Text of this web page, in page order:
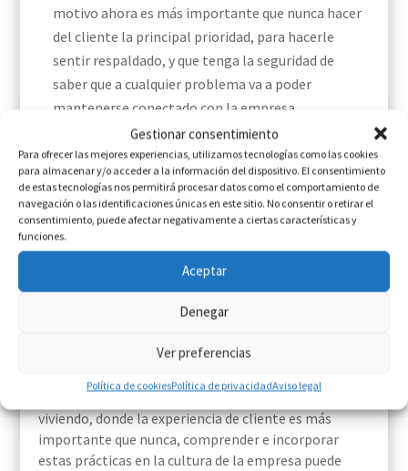
Gestionar consentimiento
Para ofrecer las mejores experiencias, utilizamos tecnologías como las cookies
para almacenar y/o acceder a la información del dispositivo. El consentimiento
de estas tecnologías nos permitirá procesar datos como el comportamiento de
navegación o las identificaciones únicas en este sitio. No consentir o retirar el
consentimiento, puede afectar negativamente a ciertas características y
funciones.
Aceptar
Denegar
Ver preferencias
Política de cookiesPolítica de privacidadAviso legal
motivo ahora es más importante que nunca hacer
del cliente la principal prioridad, para hacerle
sentir respaldado, y que tenga la seguridad de
saber que a cualquier problema va a poder
mantenerse conectado con la empresa.
Evaluar el negocio, reconocer el trabajo y
realizarlo. Ahora es el momento para ver que cosas
funcionan y cuáles no, y, en consecuencia, volcar
más recursos en aquellos departamentos que
generan más beneficio, y reconocer aquellos que
no tienen tanto trabajo y corregirlas.
coincidencia, pero sumado a la situación actual en la
que nos encontramos, la ha hecho mucho más
importante. Debido a la realidad que estamos
viviendo, donde la experiencia de cliente es más
importante que nunca, comprender e incorporar
estas prácticas en la cultura de la empresa puede